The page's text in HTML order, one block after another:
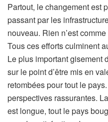
Partout, le changement est
passant par les
nouveau. Rien n’est
Tous ces efforts culminent
Le plus important gisement
sur le point d’être mis en
retombées pour tout le
perspectives rassurantes.
est longue, tout le pays